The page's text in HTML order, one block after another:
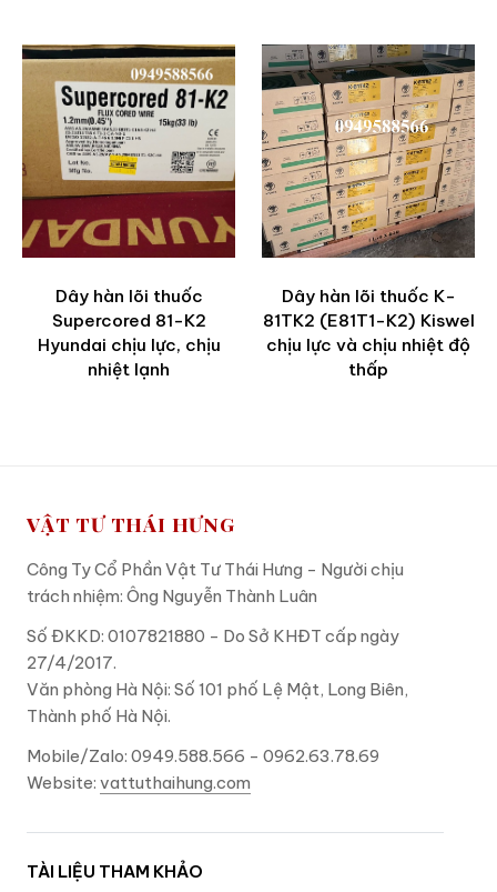
Dây hàn lõi thuốc
Supercored 81-K2
Hyundai chịu lực, chịu
nhiệt lạnh
Dây hàn lõi thuốc K-
81TK2 (E81T1-K2) Kiswel
chịu lực và chịu nhiệt độ
thấp
VẬT TƯ THÁI HƯNG
Công Ty Cổ Phần Vật Tư Thái Hưng - Người chịu
trách nhiệm: Ông Nguyễn Thành Luân
Số ĐKKD: 0107821880 - Do Sở KHĐT cấp ngày
27/4/2017.
Văn phòng Hà Nội: Số 101 phố Lệ Mật, Long Biên,
Thành phố Hà Nội.
Mobile/Zalo: 0949.588.566 - 0962.63.78.69
Website: vattuthaihung.com
TÀI LIỆU THAM KHẢO